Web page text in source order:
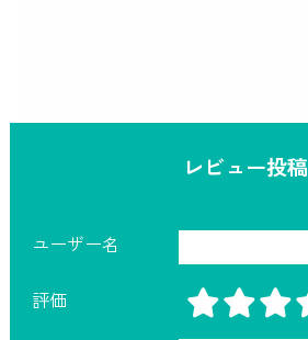
レビュー投稿
ユーザー名
評価